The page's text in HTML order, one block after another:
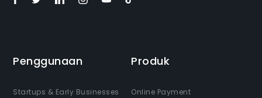
Penggunaan
Startups & Early Businesses
Produk
Online Payment